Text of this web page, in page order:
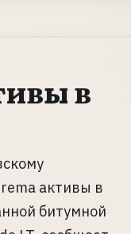
в
активы в
битумной